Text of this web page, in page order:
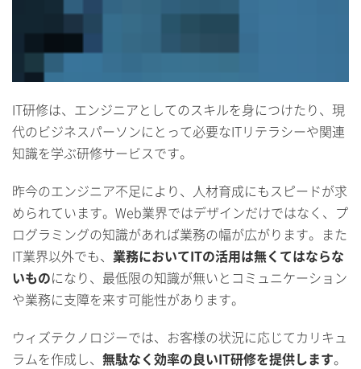
IT研修は、エンジニアとしてのスキルを身につけたり、現
代のビジネスパーソンにとって必要なITリテラシーや関連
知識を学ぶ研修サービスです。
昨今のエンジニア不足により、人材育成にもスピードが求
められています。Web業界ではデザインだけではなく、プ
ログラミングの知識があれば業務の幅が広がります。また
IT業界以外でも、 業務においてITの活用は無くてはならな
いものになり、最低限の知識が無いとコミュニケーション
や業務に支障を来す可能性があります。
ウィズテクノロジーでは、お客様の状況に応じてカリキュ
ラムを作成し、 無駄なく効率の良いIT研修を提供します。